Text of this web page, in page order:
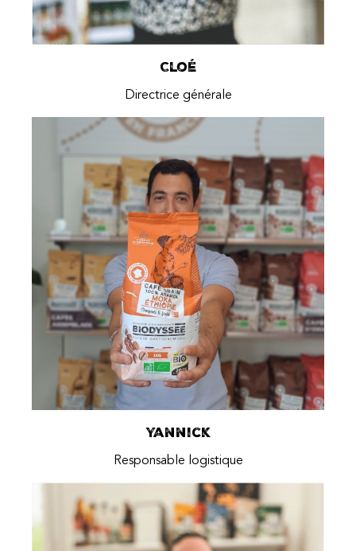
Cloé
Directrice générale
Yannick
Responsable logistique